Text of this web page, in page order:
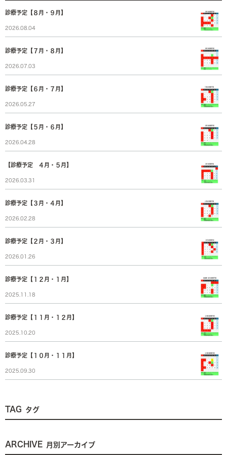
診療予定【８月・９月】
2026.08.04
診療予定【７月・８月】
2026.07.03
診療予定【６月・７月】
2026.05.27
診療予定【５月・６月】
2026.04.28
【診療予定 ４月・５月】
2026.03.31
診療予定【３月・４月】
2026.02.28
診療予定【２月・３月】
2026.01.26
診療予定【１２月・１月】
2025.11.18
診療予定【１１月・１２月】
2025.10.20
診療予定【１０月・１１月】
2025.09.30
TAG タグ
ARCHIVE 月別アーカイブ